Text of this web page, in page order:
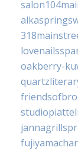
oakberry-